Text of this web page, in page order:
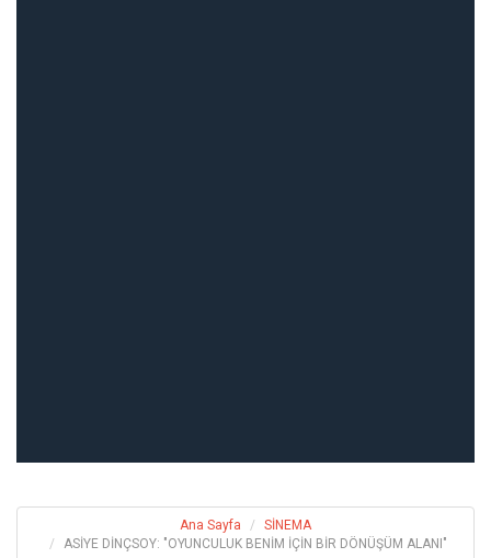
Ana Sayfa
SİNEMA
ASİYE DİNÇSOY: "OYUNCULUK BENİM İÇİN BİR DÖNÜŞÜM ALANI"